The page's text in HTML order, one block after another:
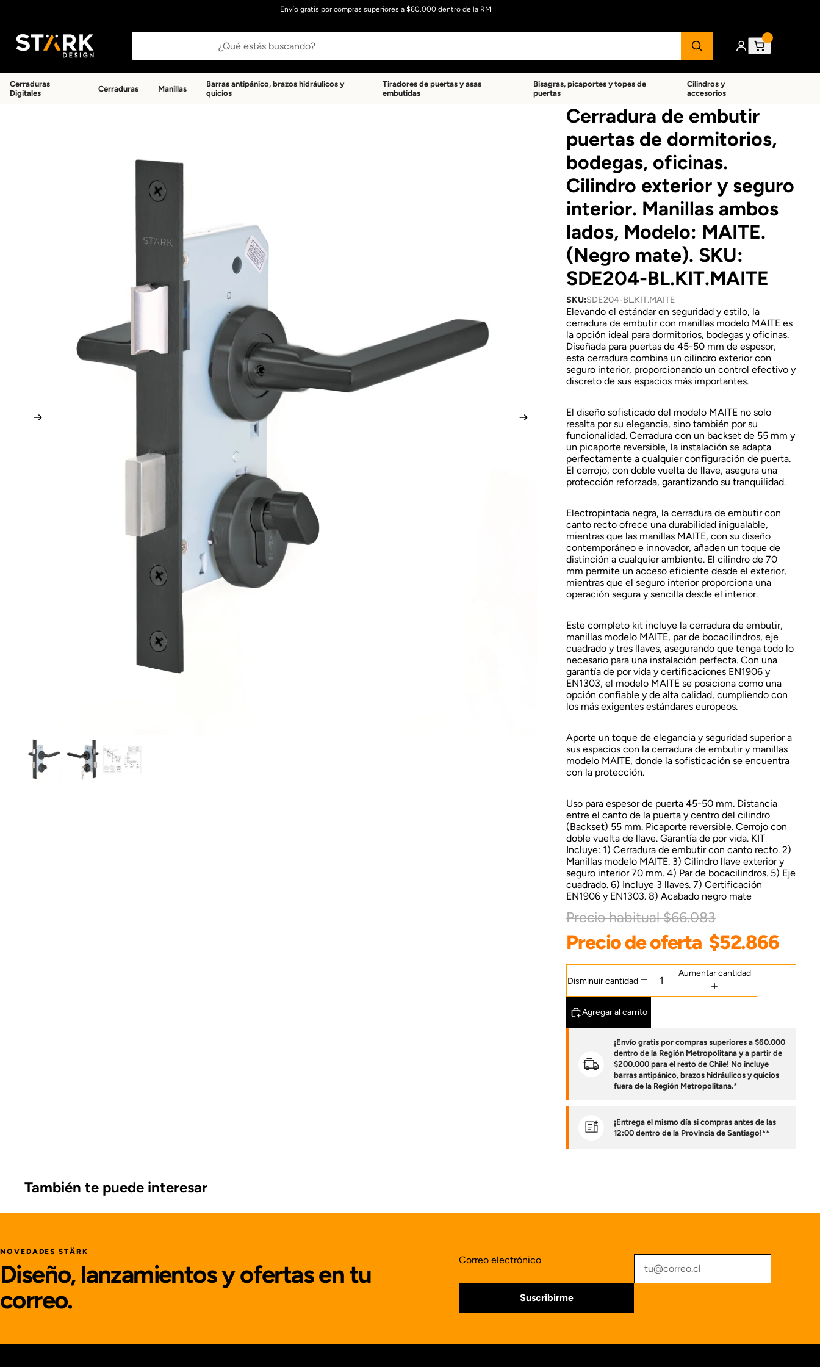
Envío gratis por compras superiores a $60.000 dentro de la RM
Cerraduras
Digitales
Cerraduras Manillas
Barras antipánico, brazos hidráulicos y
quicios
Tiradores de puertas y asas
embutidas
Bisagras, picaportes y topes de
puertas
Cilindros y
accesorios
Cerradura de embutir
puertas de dormitorios,
bodegas, oficinas.
Cilindro exterior y seguro
interior. Manillas ambos
lados, Modelo: MAITE.
(Negro mate). SKU:
SDE204-BL.KIT.MAITE
SKU:SDE204-BL.KIT.MAITE
Elevando el estándar en seguridad y estilo, la
cerradura de embutir con manillas modelo MAITE es
la opción ideal para dormitorios, bodegas y oficinas.
Diseñada para puertas de 45-50 mm de espesor,
esta cerradura combina un cilindro exterior con
seguro interior, proporcionando un control efectivo y
discreto de sus espacios más importantes.
El diseño sofisticado del modelo MAITE no solo
resalta por su elegancia, sino también por su
funcionalidad. Cerradura con un backset de 55 mm y
un picaporte reversible, la instalación se adapta
perfectamente a cualquier configuración de puerta.
El cerrojo, con doble vuelta de llave, asegura una
protección reforzada, garantizando su tranquilidad.
Electropintada negra, la cerradura de embutir con
canto recto ofrece una durabilidad inigualable,
mientras que las manillas MAITE, con su diseño
contemporáneo e innovador, añaden un toque de
distinción a cualquier ambiente. El cilindro de 70
mm permite un acceso eficiente desde el exterior,
mientras que el seguro interior proporciona una
operación segura y sencilla desde el interior.
Este completo kit incluye la cerradura de embutir,
manillas modelo MAITE, par de bocacilindros, eje
cuadrado y tres llaves, asegurando que tenga todo lo
necesario para una instalación perfecta. Con una
garantía de por vida y certificaciones EN1906 y
EN1303, el modelo MAITE se posiciona como una
opción confiable y de alta calidad, cumpliendo con
los más exigentes estándares europeos.
Aporte un toque de elegancia y seguridad superior a
sus espacios con la cerradura de embutir y manillas
modelo MAITE, donde la sofisticación se encuentra
con la protección.
Uso para espesor de puerta 45-50 mm. Distancia
entre el canto de la puerta y centro del cilindro
(Backset) 55 mm. Picaporte reversible. Cerrojo con
doble vuelta de llave. Garantía de por vida. KIT
Incluye: 1) Cerradura de embutir con canto recto. 2)
Manillas modelo MAITE. 3) Cilindro llave exterior y
seguro interior 70 mm. 4) Par de bocacilindros. 5) Eje
cuadrado. 6) Incluye 3 llaves. 7) Certificación
EN1906 y EN1303. 8) Acabado negro mate
Precio habitual$66.083
Precio de oferta $52.866
Disminuir cantidad
Aumentar cantidad
Agregar al carrito
¡Envío gratis por compras superiores a $60.000
dentro de la Región Metropolitana y a partir de
$200.000 para el resto de Chile! No incluye
barras antipánico, brazos hidráulicos y quicios
fuera de la Región Metropolitana.*
¡Entrega el mismo día si compras antes de las
12:00 dentro de la Provincia de Santiago!**
También te puede interesar
NOVEDADES STÄRK
Diseño, lanzamientos y ofertas en tu
correo.
Correo electrónico
Suscribirme